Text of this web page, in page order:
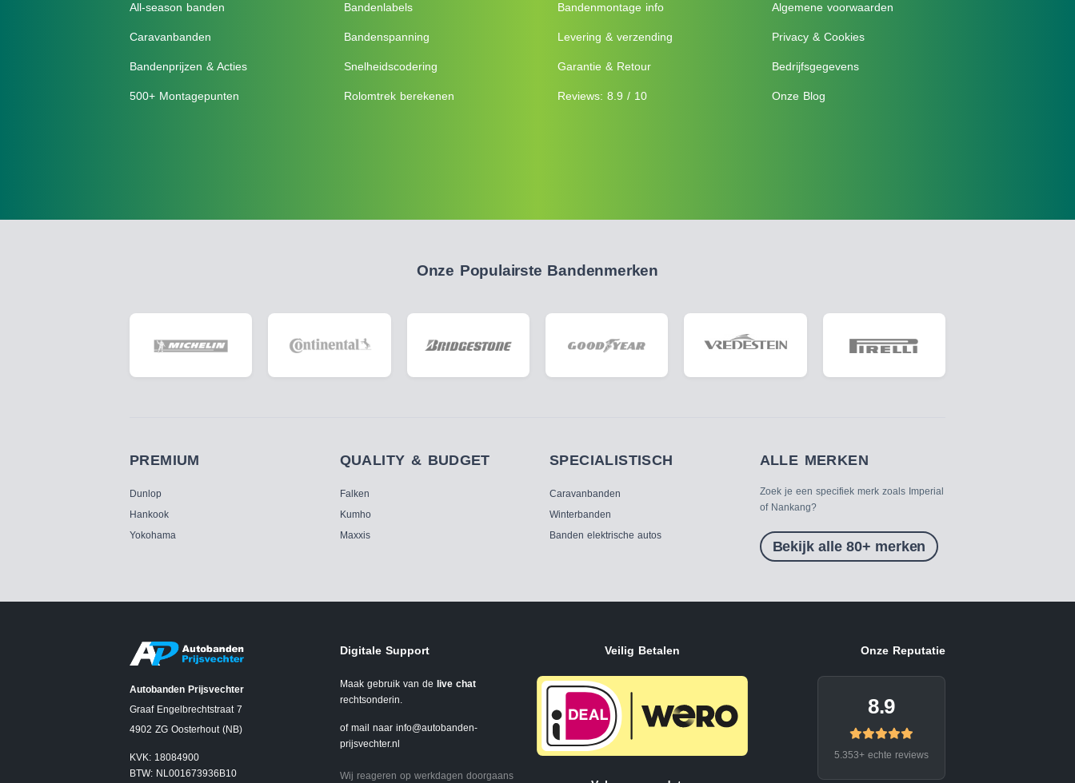
All-season banden
Caravanbanden
Bandenprijzen & Acties
500+ Montagepunten
Bandenlabels
Bandenspanning
Snelheidscodering
Rolomtrek berekenen
Bandenmontage info
Levering & verzending
Garantie & Retour
Reviews: 8.9 / 10
Algemene voorwaarden
Privacy & Cookies
Bedrijfsgegevens
Onze Blog
Onze Populairste Bandenmerken
PREMIUM
Dunlop
Hankook
Yokohama
QUALITY & BUDGET
Falken
Kumho
Maxxis
SPECIALISTISCH
Caravanbanden
Winterbanden
Banden elektrische autos
ALLE MERKEN
Zoek je een specifiek merk zoals Imperial
of Nankang?
Bekijk alle 80+ merken
Autobanden Prijsvechter
Graaf Engelbrechtstraat 7
4902 ZG Oosterhout (NB)
KVK: 18084900
BTW: NL001673936B10
Digitale Support
Maak gebruik van de live chat
rechtsonderin.
of mail naar info@autobanden-
prijsvechter.nl
Wij reageren op werkdagen doorgaans
Veilig Betalen Onze Reputatie
8.9
5.353+ echte reviews